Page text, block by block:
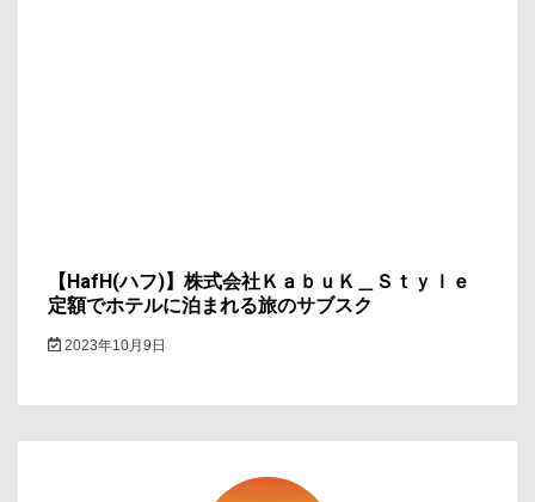
【HafH(ハフ)】株式会社ＫａｂｕＫ＿Ｓｔｙｌｅ
定額でホテルに泊まれる旅のサブスク
2023年10月9日